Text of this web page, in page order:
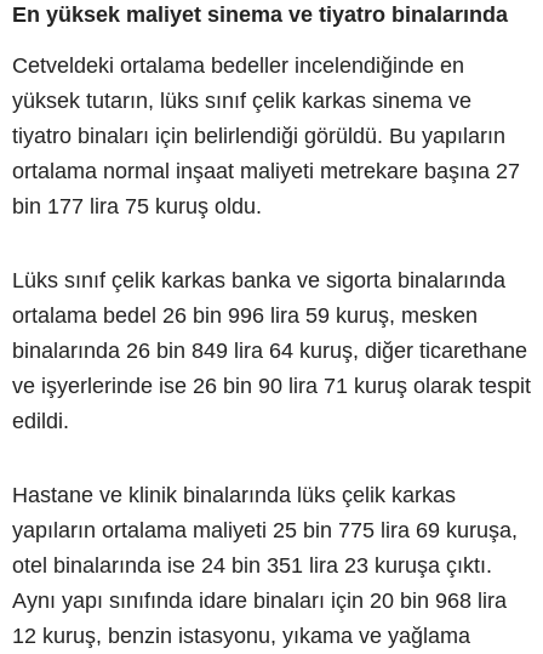
En yüksek maliyet sinema ve tiyatro binalarında
Cetveldeki ortalama bedeller incelendiğinde en
yüksek tutarın, lüks sınıf çelik karkas sinema ve
tiyatro binaları için belirlendiği görüldü. Bu yapıların
ortalama normal inşaat maliyeti metrekare başına 27
bin 177 lira 75 kuruş oldu.
Lüks sınıf çelik karkas banka ve sigorta binalarında
ortalama bedel 26 bin 996 lira 59 kuruş, mesken
binalarında 26 bin 849 lira 64 kuruş, diğer ticarethane
ve işyerlerinde ise 26 bin 90 lira 71 kuruş olarak tespit
edildi.
Hastane ve klinik binalarında lüks çelik karkas
yapıların ortalama maliyeti 25 bin 775 lira 69 kuruşa,
otel binalarında ise 24 bin 351 lira 23 kuruşa çıktı.
Aynı yapı sınıfında idare binaları için 20 bin 968 lira
12 kuruş, benzin istasyonu, yıkama ve yağlama